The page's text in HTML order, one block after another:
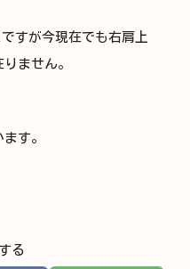
ですが今現在でも右肩上
ません。
す。
る